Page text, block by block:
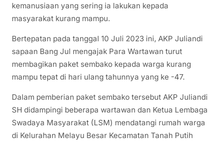
kemanusiaan yang sering ia lakukan kepada
masyarakat kurang mampu.
Bertepatan pada tanggal 10 Juli 2023 ini, AKP Juliandi
sapaan Bang Jul mengajak Para Wartawan turut
membagikan paket sembako kepada warga kurang
mampu tepat di hari ulang tahunnya yang ke -47.
Dalam pemberian paket sembako tersebut AKP Juliandi
SH didampingi beberapa wartawan dan Ketua Lembaga
Swadaya Masyarakat (LSM) mendatangi rumah warga
di Kelurahan Melayu Besar Kecamatan Tanah Putih